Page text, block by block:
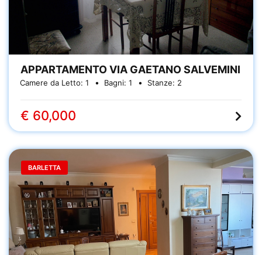
APPARTAMENTO VIA GAETANO SALVEMINI
Camere da Letto: 1 Bagni: 1 Stanze: 2
€ 60,000
BARLETTA